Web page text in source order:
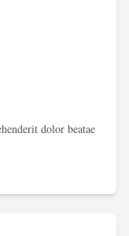
dolor beatae